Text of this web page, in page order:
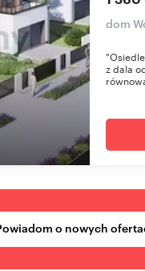
dom
z dala
o nowych